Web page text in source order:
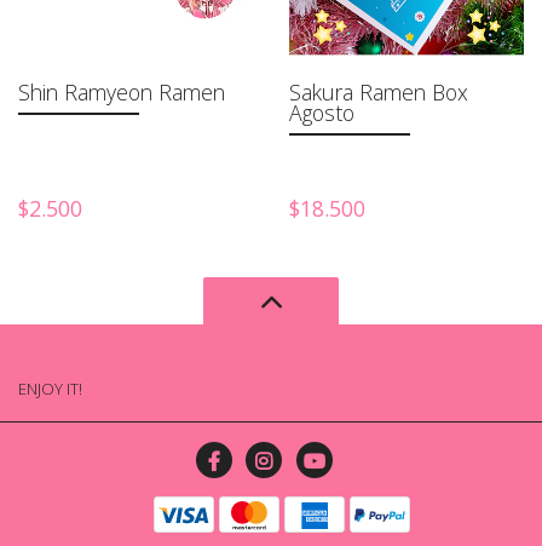
Shin Ramyeon Ramen
$2.500
Sakura Ramen Box
Agosto
$18.500
ENJOY IT!